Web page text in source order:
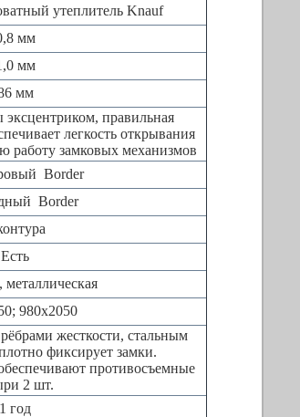
утеплитель Knauf
мм
мм
мм
правильная
легкость открывания
работу замковых механизмов
Border
Border
Есть
металлическая
980х2050
жесткости, стальным
фиксирует замки.
противосъемные
2 шт.
1 год